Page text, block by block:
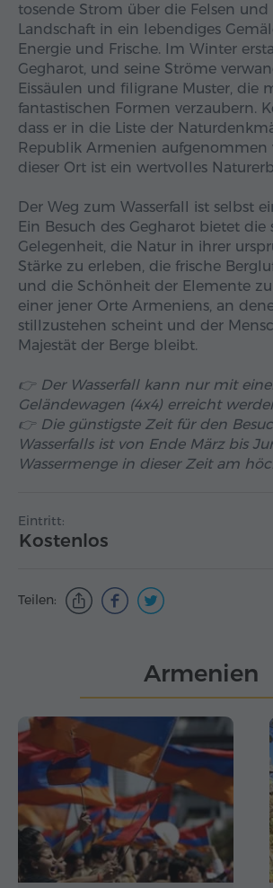
tosende Strom über die Felsen
Landschaft in ein lebendiges
Energie und Frische. Im Winter
Gegharot, und seine Ströme
Eissäulen und filigrane Muster, die
fantastischen Formen verzaubern.
dass er in die Liste der
Republik Armenien aufgenommen
dieser Ort ist ein wertvolles
Der Weg zum Wasserfall ist selbst
Ein Besuch des Gegharot bietet die
Gelegenheit, die Natur in ihrer
Stärke zu erleben, die frische
und die Schönheit der Elemente zu
einer jener Orte Armeniens, an
stillzustehen scheint und der
Majestät der Berge bleibt.
👉 Der Wasserfall kann nur mit
Geländewagen (4x4) erreicht
👉 Die günstigste Zeit für den
Wasserfalls ist von Ende März bis
Wassermenge in dieser Zeit am
Eintritt:
Kostenlos
Teilen:
Armenien